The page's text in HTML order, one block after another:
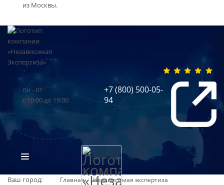
из Москвы.
пн - пт
с 10:00 до 19:00
+7 (800) 500-05-
94
Ваш город:
Главная
Независимая экспертиза